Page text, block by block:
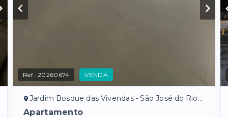
Ref.:20260674 VENDA
Jardim Bosque das Vivendas - São José do Rio Preto/SP
Apartamento